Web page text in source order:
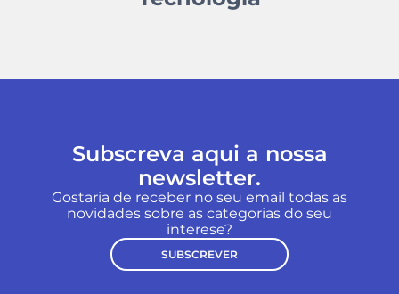
Subscreva aqui a nossa
newsletter.
Gostaria de receber no seu email todas as
novidades sobre as categorias do seu
interese?
SUBSCREVER